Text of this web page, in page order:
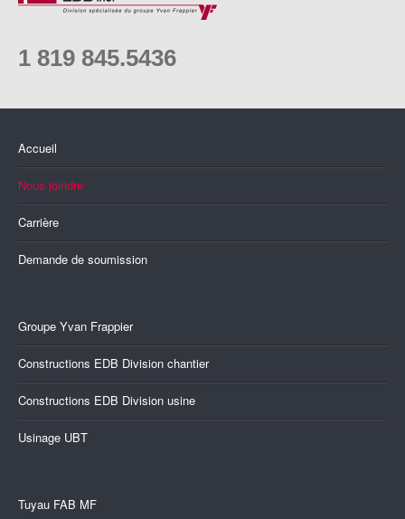
1 819 845.5436
Accueil
Nous joindre
Carrière
Demande de soumission
Groupe Yvan Frappier
Constructions EDB Division chantier
Constructions EDB Division usine
Usinage UBT
Tuyau FAB MF